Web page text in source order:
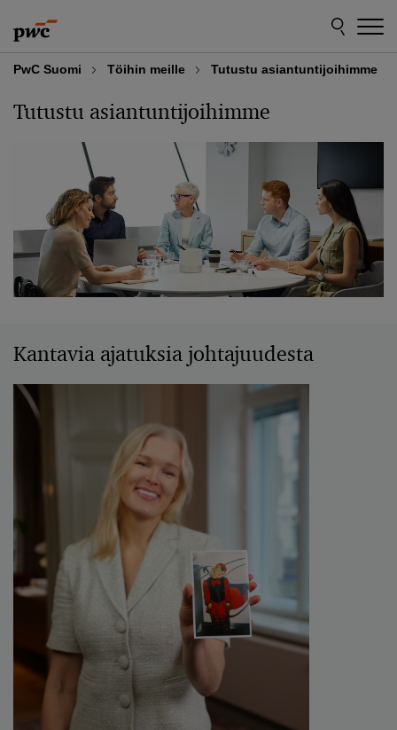
to
content
to
footer
PwC Suomi Töihin meille Tutustu asiantuntijoihimme
Tutustu asiantuntijoihimme
Kantavia ajatuksia johtajuudesta